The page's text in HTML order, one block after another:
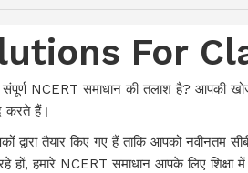
For
संपूर्ण NCERT समाधान की तलाश है? आपकी
करते हैं।
द्वारा तैयार किए गए हैं ताकि आपको
हों, हमारे NCERT समाधान आपके लिए शिक्षा